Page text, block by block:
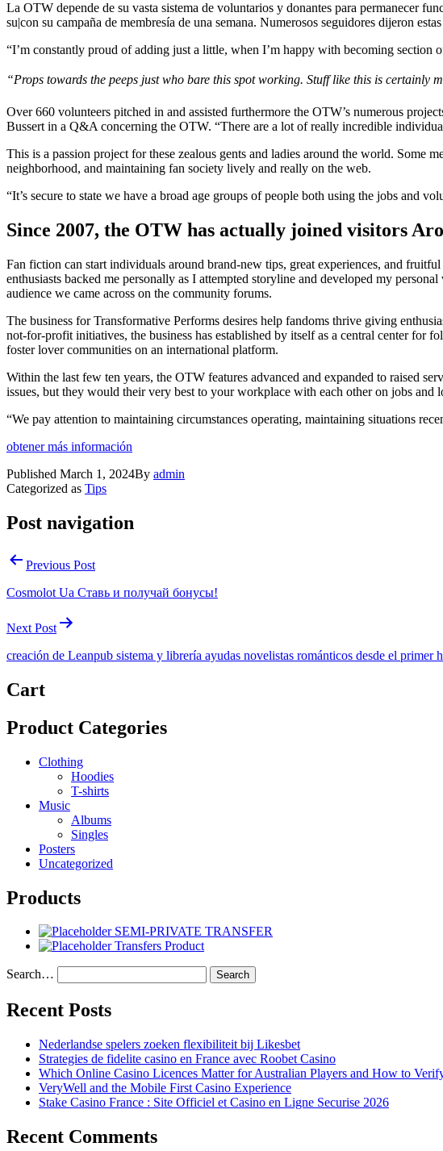
La OTW depende de su vasta sistema de voluntarios y donantes para permanecer
su|con su campaña de membresía de una semana. Numerosos seguidores dijeron
“I’m constantly proud of adding just a little, when I’m happy with becoming
“Props towards the peeps just who bare this spot working. Stuff like this is certainly
Over 660 volunteers pitched in and assisted furthermore the OTW’s numerous
Bussert in a Q&A concerning the OTW. “There are a lot of really incredible
This is a passion project for these zealous gents and ladies around the world. Some
neighborhood, and maintaining fan society lively and really on the web.
“It’s secure to state we have a broad age groups of people both using the jobs and
Since 2007, the OTW has actually joined visitors
Fan fiction can start individuals around brand-new tips, great experiences, and
enthusiasts backed me personally as I attempted storyline and developed my
audience we came across on the community forums.
The business for Transformative Performs desires help fandoms thrive giving
not-for-profit initiatives, the business has established by itself as a central center for
foster lover communities on an international platform.
Within the last few ten years, the OTW features advanced and expanded to raised
issues, but they would their very best to your workplace with each other on jobs and
“We pay attention to maintaining circumstances operating, maintaining situations
obtener más información
Published March 1, 2024By admin
Categorized as Tips
Post navigation
Previous Post
Cosmolot Ua Ставь и получай бонусы!
Next Post
creación de Leanpub sistema y librería ayudas novelistas románticos desde el primer
Cart
Product Categories
Clothing
Hoodies
T-shirts
Music
Albums
Singles
Posters
Uncategorized
Products
SEMI-PRIVATE TRANSFER
Transfers Product
Search…
Recent Posts
Nederlandse spelers zoeken flexibiliteit bij Likesbet
Strategies de fidelite casino en France avec Roobet Casino
Which Online Casino Licences Matter for Australian Players and How to
VeryWell and the Mobile First Casino Experience
Stake Casino France : Site Officiel et Casino en Ligne Securise 2026
Recent Comments